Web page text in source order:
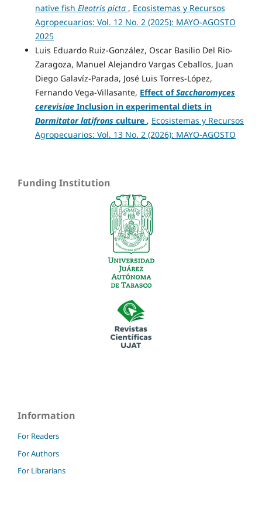
native fish Eleotris picta , Ecosistemas y Recursos
Agropecuarios: Vol. 12 No. 2 (2025): MAYO-AGOSTO
2025
Luis Eduardo Ruiz-González, Oscar Basilio Del Rio-
Zaragoza, Manuel Alejandro Vargas Ceballos, Juan
Diego Galavíz-Parada, José Luis Torres-López,
Fernando Vega-Villasante, Effect ofSaccharomyces
cerevisiae Inclusion in experimental diets in
Dormitator latifrons culture , Ecosistemas y Recursos
Agropecuarios: Vol. 13 No. 2 (2026): MAYO-AGOSTO
Funding Institution
Information
For Readers
For Authors
For Librarians